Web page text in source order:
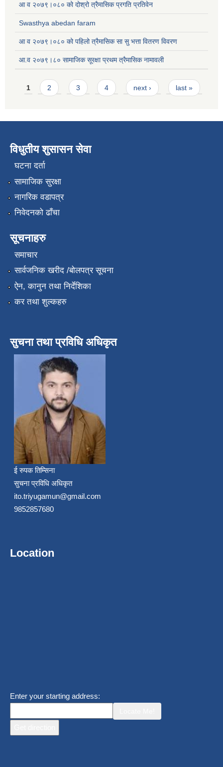
आ व २०७९।०८० को दोश्रो त्रैमासिक प्रगति प्रतिवेन
Swasthya abedan faram
आ व २०७९।०८० को पहिलो त्रैमासिक सा सु भत्ता वितरण विवरण
आ.व २०७९।८० सामाजिक सूरक्षा प्रथम त्रैमासिक नामावली
Pages
1 2 3 4 next › last »
विधुतीय शुसासन सेवा
घटना दर्ता
सामाजिक सुरक्षा
नागरिक वडापत्र
निवेदनको ढाँचा
सूचनाहरु
समाचार
सार्वजनिक खरीद /बोलपत्र सूचना
ऐन, कानुन तथा निर्देशिका
कर तथा शुल्कहरु
सुचना तथा प्रविधि अधिकृत
ई रुपक तिम्सिना
सुचना प्रविधि अधिकृत
ito.triyugamun@gmail.com
9852857680
Location
Enter your starting address: